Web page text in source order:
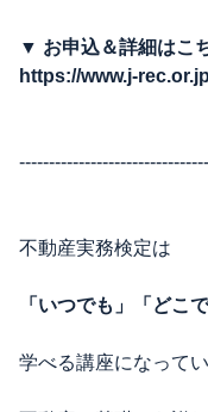
▼ お申込＆詳細はこ
https://www.j-
不動産実務検定は
「いつでも」「どこ
学べる講座になってい